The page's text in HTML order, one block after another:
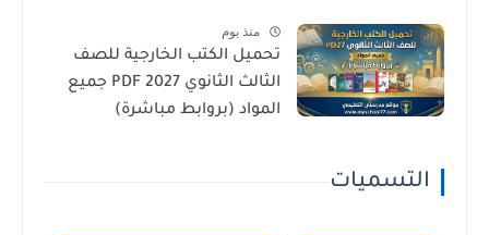
منذ يوم
تحميل الكتب الخارجية للصف
الثالث الثانوي 2027 PDF جميع
المواد (بروابط مباشرة)
التسميات